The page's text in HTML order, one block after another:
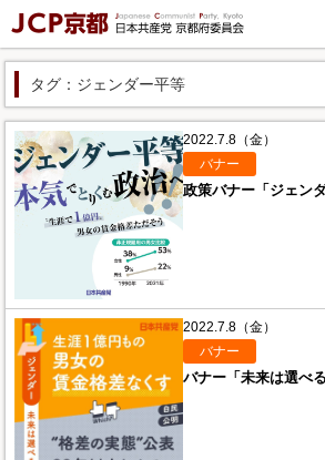
タグ：ジェンダー平等
2022.7.8（金）
バナー
政策バナー「ジェン
2022.7.8（金）
バナー
バナー「未来は選べ